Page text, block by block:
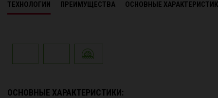
ТЕХНОЛОГИИ ПРЕИМУЩЕСТВА ОСНОВНЫЕ
ОСНОВНЫЕ ХАРАКТЕРИСТИКИ: